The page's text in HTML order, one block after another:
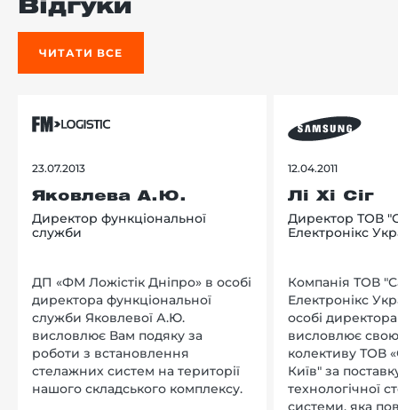
Відгуки
ЧИТАТИ ВСЕ
23.07.2013
Яковлева А.Ю.
Директор функціональної
служби
ДП «ФМ Ложістік Дніпро» в особі
директора функціональної
служби Яковлевої А.Ю.
висловлює Вам подяку за
роботи з встановлення
стелажних систем на території
нашого складського комплексу.
12.04.2011
Лі Хі Сіг
Директор ТОВ
Електронікс
Компанія ТОВ
Електронікс
особі
висловлює
колективу ТОВ
Київ" за
технологічної
системи, яка